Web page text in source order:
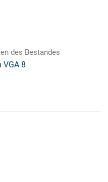
des Bestandes
VGA 8